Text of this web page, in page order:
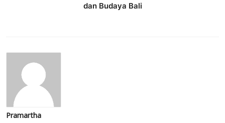
dan Budaya Bali
Pramartha